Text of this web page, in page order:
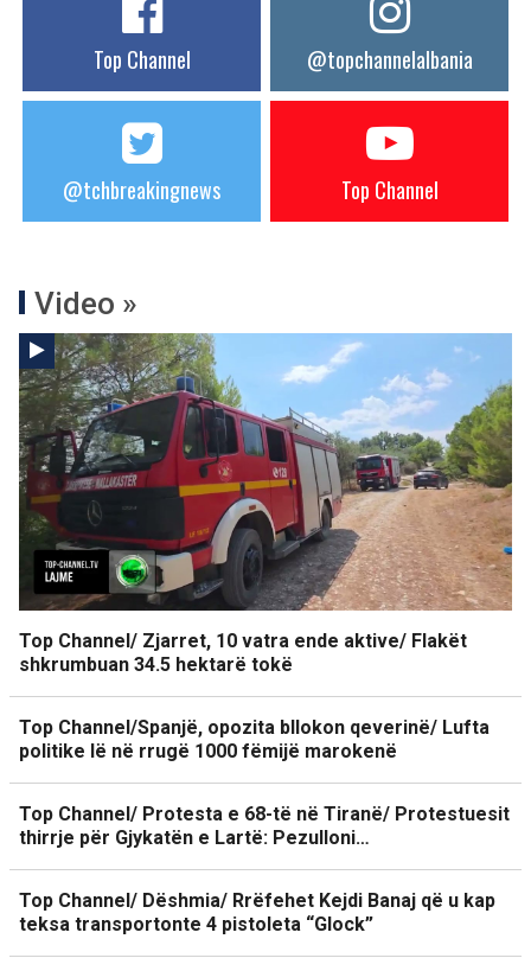
Top Channel @topchannelalbania
@tchbreakingnews Top Channel
Video »
Top Channel/ Zjarret, 10 vatra ende aktive/ Flakët
shkrumbuan 34.5 hektarë tokë
Top Channel/Spanjë, opozita bllokon qeverinë/ Lufta
politike lë në rrugë 1000 fëmijë marokenë
Top Channel/ Protesta e 68-të në Tiranë/ Protestuesit
thirrje për Gjykatën e Lartë: Pezulloni…
Top Channel/ Dëshmia/ Rrëfehet Kejdi Banaj që u kap
teksa transportonte 4 pistoleta “Glock”